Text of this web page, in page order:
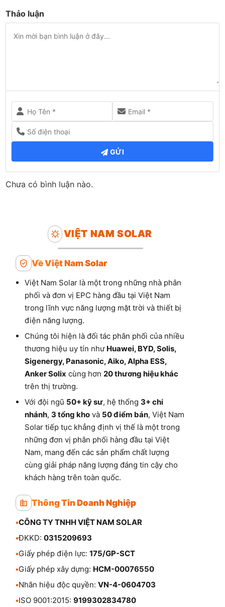
Thảo luận
GỬI
Chưa có bình luận nào.
VIỆT NAM SOLAR
Về Việt Nam Solar
Việt Nam Solar là một trong những nhà phân
phối và đơn vị EPC hàng đầu tại Việt Nam
trong lĩnh vực năng lượng mặt trời và thiết bị
điện năng lượng.
Chúng tôi hiện là đối tác phân phối của nhiều
thương hiệu uy tín như Huawei, BYD, Solis,
Sigenergy, Panasonic, Aiko, Alpha ESS,
Anker Solix cùng hơn 20 thương hiệu khác
trên thị trường.
Với đội ngũ 50+ kỹ sư, hệ thống 3+ chi
nhánh, 3 tổng kho và 50 điểm bán, Việt Nam
Solar tiếp tục khẳng định vị thế là một trong
những đơn vị phân phối hàng đầu tại Việt
Nam, mang đến các sản phẩm chất lượng
cùng giải pháp năng lượng đáng tin cậy cho
khách hàng trên toàn quốc.
Thông Tin Doanh Nghiệp
•CÔNG TY TNHH VIỆT NAM SOLAR
•ĐKKD: 0315209693
•Giấy phép điện lực: 175/GP-SCT
•Giấy phép xây dựng: HCM-00076550
•Nhãn hiệu độc quyền: VN-4-0604703
•ISO 9001:2015: 9199302834780